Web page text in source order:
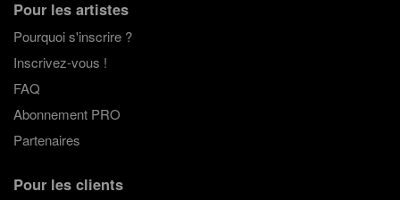
Pour les artistes
Pourquoi s'inscrire ?
Inscrivez-vous !
FAQ
Abonnement PRO
Partenaires
Pour les clients